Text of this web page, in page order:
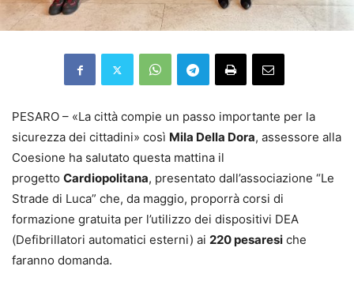
PESARO – «La città compie un passo importante per la
sicurezza dei cittadini» così Mila Della Dora, assessore alla
Coesione ha salutato questa mattina il
progetto Cardiopolitana, presentato dall’associazione “Le
Strade di Luca” che, da maggio, proporrà corsi di
formazione gratuita per l’utilizzo dei dispositivi DEA
(Defibrillatori automatici esterni) ai 220 pesaresi che
faranno domanda.